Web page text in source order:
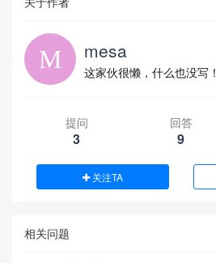
mesa
这家伙很懒，什么也没写！
提问
3
回答
9
关注TA
相关问题